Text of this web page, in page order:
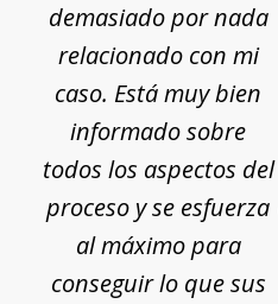
demasiado por nada
relacionado con mi
caso. Está muy bien
informado sobre
todos los aspectos del
proceso y se esfuerza
al máximo para
conseguir lo que sus